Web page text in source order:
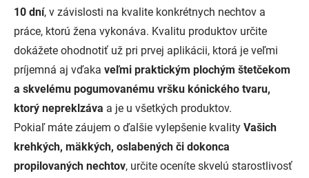
10 dní, v závislosti na kvalite konkrétnych nechtov a
práce, ktorú žena vykonáva. Kvalitu produktov určite
dokážete ohodnotiť už pri prvej aplikácii, ktorá je veľmi
príjemná aj vďaka veľmi praktickým plochým štetčekom
a skvelému pogumovanému vršku kónického tvaru,
ktorý nepreklzáva a je u všetkých produktov.
Pokiaľ máte záujem o ďalšie vylepšenie kvality Vašich
krehkých, mäkkých, oslabených či dokonca
propilovaných nechtov, určite oceníte skvelú starostlivosť